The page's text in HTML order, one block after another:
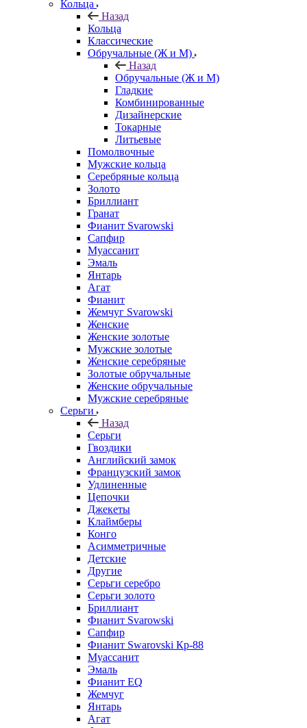
Кольца
Назад
Кольца
Классические
Обручальные (Ж и М)
Назад
Обручальные (Ж и М)
Гладкие
Комбинированные
Дизайнерские
Токарные
Литьевые
Помолвочные
Мужские кольца
Серебряные кольца
Золото
Бриллиант
Гранат
Фианит Svarowski
Сапфир
Муассанит
Эмаль
Янтарь
Агат
Фианит
Жемчуг Svarowski
Женские
Женские золотые
Мужские золотые
Женские серебряные
Золотые обручальные
Женские обручальные
Мужские серебряные
Серьги
Назад
Серьги
Гвоздики
Английский замок
Французский замок
Удлиненные
Цепочки
Джекеты
Клаймберы
Конго
Асимметричные
Детские
Другие
Серьги серебро
Серьги золото
Бриллиант
Фианит Svarowski
Сапфир
Фианит Swarovski Кр-88
Муассанит
Эмаль
Фианит EQ
Жемчуг
Янтарь
Агат